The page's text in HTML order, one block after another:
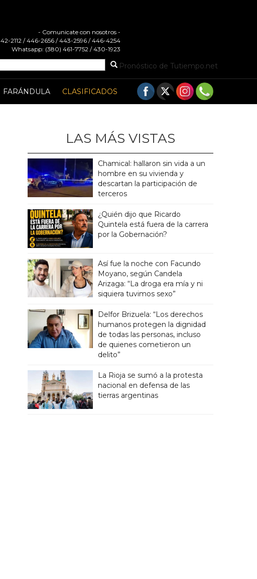
- Comunicate con nosotros -
2112 / 446-2656 / 443-2596 / 446-4254
Whatsapp: (380) 461-7752 / 430-1923
Pronóstico de Tutiempo.net
FARÁNDULA CLASIFICADOS
LAS MÁS VISTAS
Chamical: hallaron sin vida a un
hombre en su vivienda y
descartan la participación de
terceros
¿Quién dijo que Ricardo
Quintela está fuera de la carrera
por la Gobernación?
Así fue la noche con Facundo
Moyano, según Candela
Arizaga: “La droga era mía y ni
siquiera tuvimos sexo”
Delfor Brizuela: “Los derechos
humanos protegen la dignidad
de todas las personas, incluso
de quienes cometieron un
delito”
La Rioja se sumó a la protesta
nacional en defensa de las
tierras argentinas